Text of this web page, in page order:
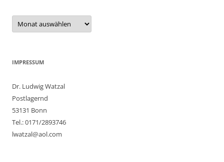
Archiv
IMPRESSUM
Dr. Ludwig Watzal
Postlagernd
53131 Bonn
Tel.: 0171/2893746
lwatzal@aol.com